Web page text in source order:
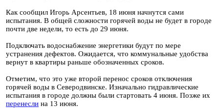
Как сообщил Игорь Арсентьев, 18 июня начнутся сами
испытания. В общей сложности горячей воды не будет в городе
почти две недели, то есть до 29 июня.
Подключать водоснабжение энергетики будут по мере
устранения дефектов. Ожидается, что коммунальные удобства
вернут в квартиры раньше обозначенных сроков.
Отметим, что это уже второй перенос сроков отключения
горячей воды в Северодвинске. Изначально гидравлические
испытания в городе должны были стартовать 4 июня. Позже их
перенесли на 13 июня.